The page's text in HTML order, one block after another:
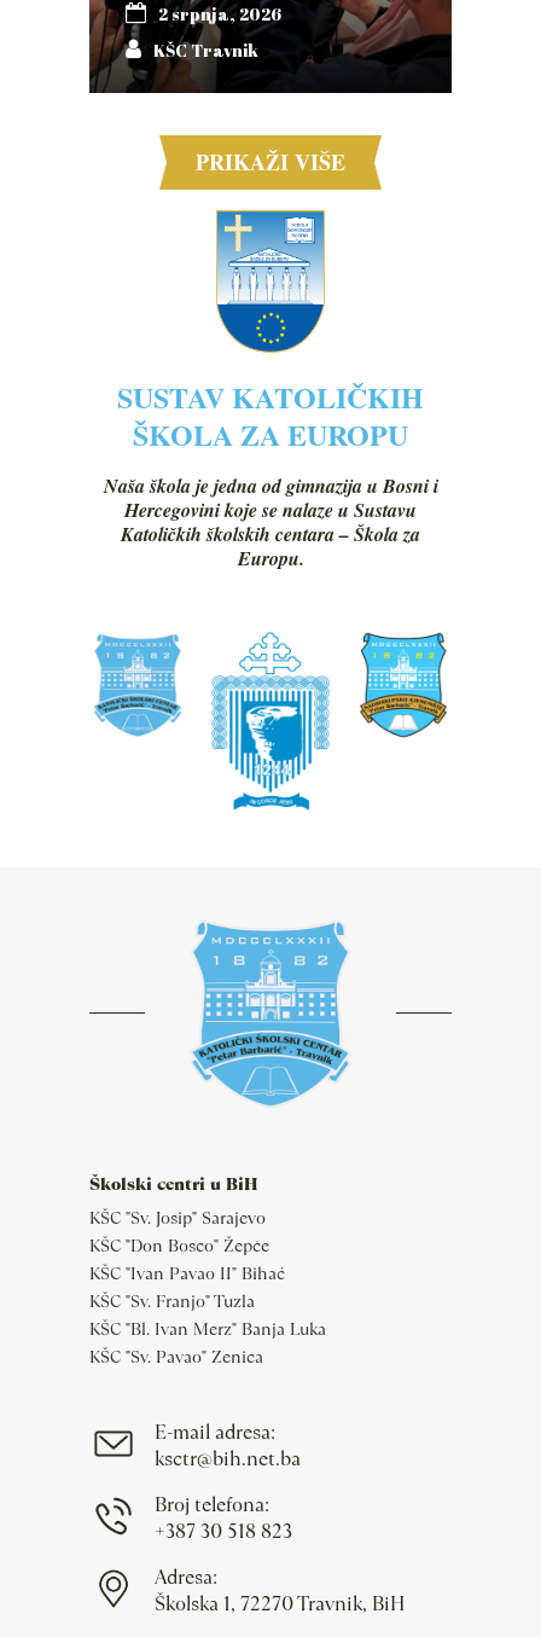
2 srpnja, 2026
KŠC Travnik
PRIKAŽI VIŠE
SUSTAV KATOLIČKIH
ŠKOLA ZA EUROPU
Naša škola je jedna od gimnazija u Bosni i
Hercegovini koje se nalaze u Sustavu
Katoličkih školskih centara – Škola za
Europu.
Školski centri u BiH
KŠC "Sv. Josip" Sarajevo
KŠC "Don Bosco" Žepče
KŠC "Ivan Pavao II" Bihać
KŠC "Sv. Franjo" Tuzla
KŠC "Bl. Ivan Merz" Banja Luka
KŠC "Sv. Pavao" Zenica
E-mail adresa:
ksctr@bih.net.ba
Broj telefona:
+387 30 518 823
Adresa:
Školska 1, 72270 Travnik, BiH